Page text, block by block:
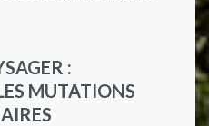
:
MUTATIONS